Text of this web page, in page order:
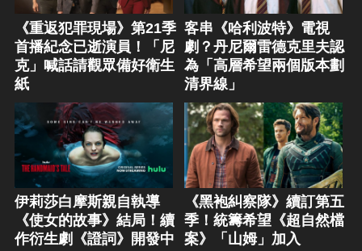
《重返犯罪現場》第21季
首播紀念已逝演員！「尼
克」喊話請觀眾備好衛生
紙
客串《哈利波特》電視
劇？丹尼爾雷德克里夫認
為「高層希望兩個版本劃
清界線」
伊莉莎白摩斯親自執導
《使女的故事》結局！續
作衍生劇《證詞》開發中
《黑袍糾察隊》續訂第五
季！統籌希望《超自然檔
案》「山姆」加入